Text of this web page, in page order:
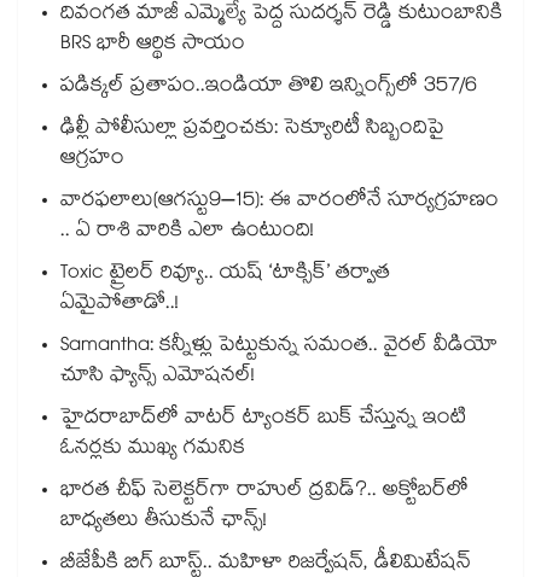
దివంగత మాజీ ఎమ్మెల్యే పెద్ద సుదర్శన్ రెడ్డి కుటుంబానికి
BRS భారీ ఆర్థిక సాయం
పడిక్కల్‌‌ ప్రతాపం..ఇండియా తొలి ఇన్నింగ్స్‌‌లో 357/6
ఢిల్లీ పోలీసుల్లా ప్రవర్తించకు: సెక్యూరిటీ సిబ్బందిపై
ఆగ్రహం
వారఫలాలు(ఆగస్టు9–15): ఈ వారంలోనే సూర్యగ్రహణం
.. ఏ రాశి వారికి ఎలా ఉంటుంది!
Toxic ట్రైలర్ రివ్యూ.. యష్ ‘టాక్సిక్’ తర్వాత
ఏమైపోతాడో..!
Samantha: కన్నీళ్లు పెట్టుకున్న సమంత.. వైరల్ వీడియో
చూసి ఫ్యాన్స్ ఎమోషనల్!
హైదరాబాద్⁪లో వాటర్ ట్యాంకర్ బుక్ చేస్తున్న ఇంటి
ఓనర్లకు ముఖ్య గమనిక
భారత చీఫ్ సెలెక్టర్⁬గా రాహుల్ ద్రవిడ్?.. అక్టోబర్‌లో
బాధ్యతలు తీసుకునే ఛాన్స్!
బీజేపీకి బిగ్ బూస్ట్.. మహిళా రిజర్వేషన్, డీలిమిటేషన్